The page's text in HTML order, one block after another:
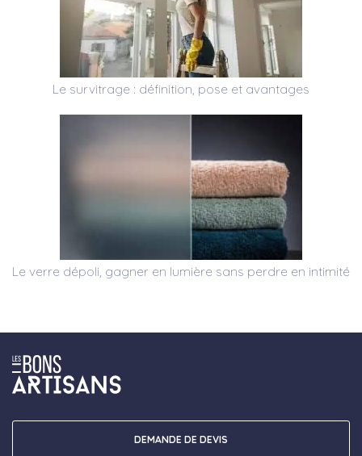
Le survitrage : définition, pose et avantages
Le verre dépoli, gagner en lumière sans perdre en intimité
DEMANDE DE DEVIS